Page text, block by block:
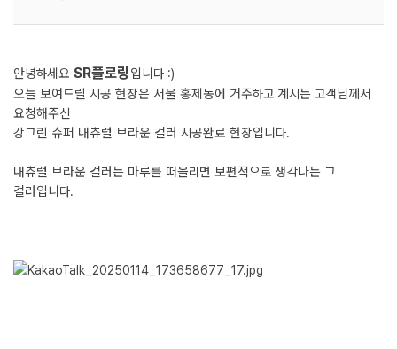
안녕하세요 SR플로링입니다 :)
오늘 보여드릴 시공 현장은 서울 홍제동에 거주하고 계시는 고객님께서
요청해주신
강그린 슈퍼 내츄럴 브라운 컬러 시공완료 현장입니다.
내츄럴 브라운 컬러는 마루를 떠올리면 보편적으로 생각나는 그
컬러입니다.